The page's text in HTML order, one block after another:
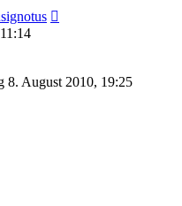
8. August 2010, 19:25